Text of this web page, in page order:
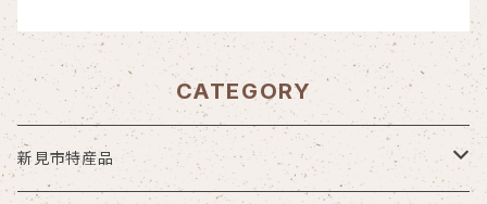
CATEGORY
新見市特産品